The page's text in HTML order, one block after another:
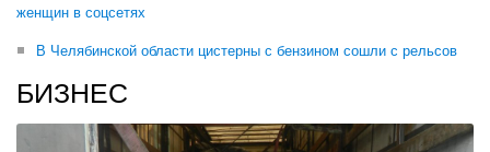
женщин в соцсетях
В Челябинской области цистерны с бензином сошли с рельсов
БИЗНЕС